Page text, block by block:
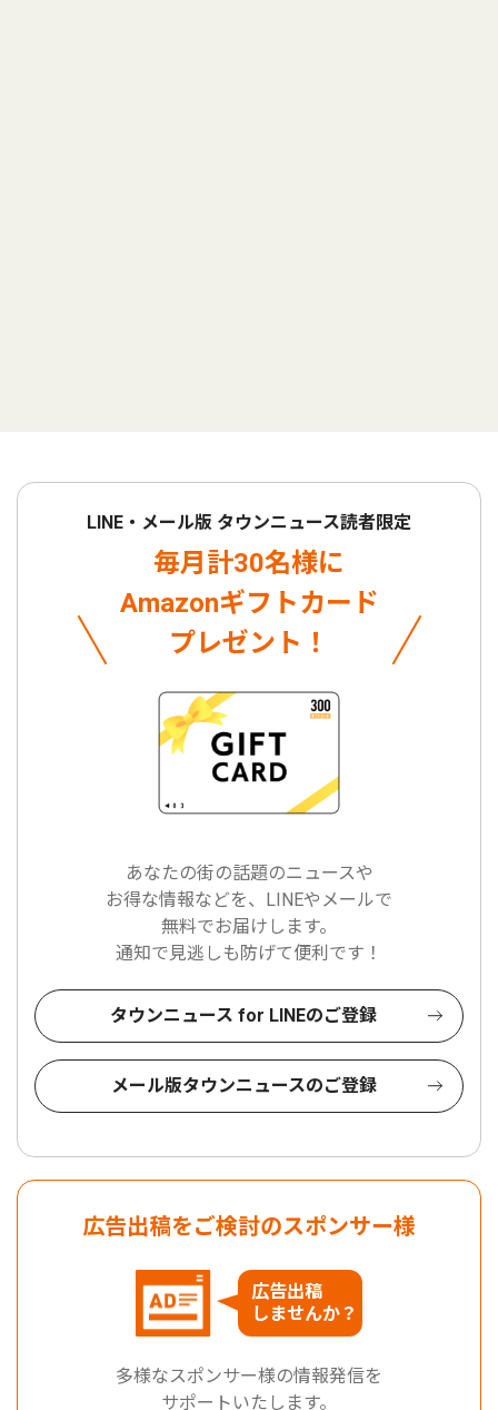
LINE・メール版 タウンニュース読者限定
毎月計30名様に
Amazonギフトカード
プレゼント！
あなたの街の話題のニュースや
お得な情報などを、LINEやメールで
無料でお届けします。
通知で見逃しも防げて便利です！
タウンニュース for LINEのご登録
メール版タウンニュースのご登録
広告出稿をご検討のスポンサー様
広告出稿
しませんか？
多様なスポンサー様の情報発信を
サポートいたします。